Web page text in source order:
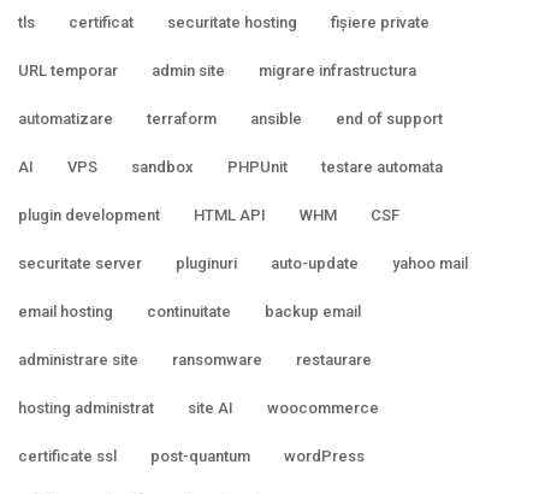
tls certificat securitate hosting fișiere private
URL temporar admin site migrare infrastructura
automatizare terraform ansible end of support
AI VPS sandbox PHPUnit testare automata
plugin development HTML API WHM CSF
securitate server pluginuri auto-update yahoo mail
email hosting continuitate backup email
administrare site ransomware restaurare
hosting administrat site AI woocommerce
certificate ssl post-quantum wordPress